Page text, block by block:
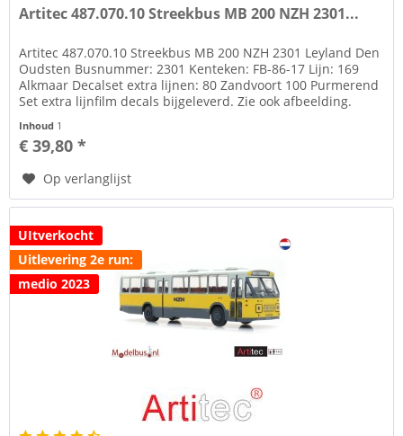
Artitec 487.070.10 Streekbus MB 200 NZH 2301...
Artitec 487.070.10 Streekbus MB 200 NZH 2301 Leyland Den
Oudsten Busnummer: 2301 Kenteken: FB-86-17 Lijn: 169
Alkmaar Decalset extra lijnen: 80 Zandvoort 100 Purmerend
Set extra lijnfilm decals bijgeleverd. Zie ook afbeelding.
Inhoud 1
€ 39,80 *
Op verlanglijst
UItverkocht
Uitlevering 2e run:
medio 2023